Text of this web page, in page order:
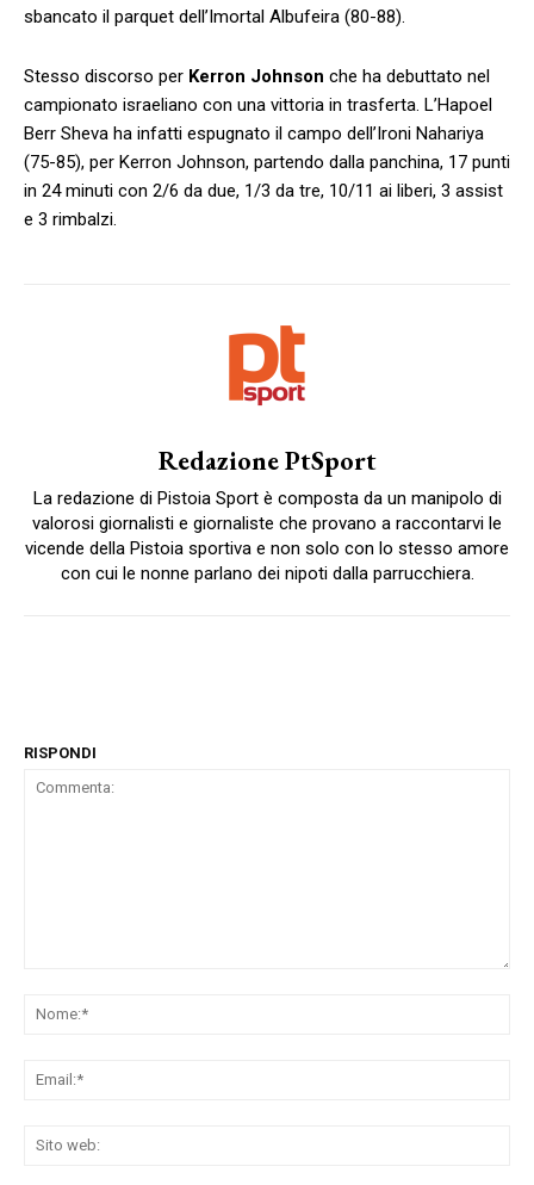
sbancato il parquet dell’Imortal Albufeira (80-88).
Stesso discorso per Kerron Johnson che ha debuttato nel
campionato israeliano con una vittoria in trasferta. L’Hapoel
Berr Sheva ha infatti espugnato il campo dell’Ironi Nahariya
(75-85), per Kerron Johnson, partendo dalla panchina, 17 punti
in 24 minuti con 2/6 da due, 1/3 da tre, 10/11 ai liberi, 3 assist
e 3 rimbalzi.
Redazione PtSport
La redazione di Pistoia Sport è composta da un manipolo di
valorosi giornalisti e giornaliste che provano a raccontarvi le
vicende della Pistoia sportiva e non solo con lo stesso amore
con cui le nonne parlano dei nipoti dalla parrucchiera.
RISPONDI